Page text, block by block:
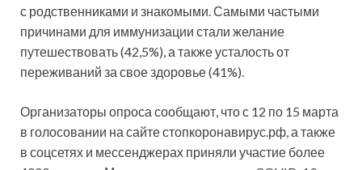
с родственниками и знакомыми. Самыми частыми
причинами для иммунизации стали желание
путешествовать (42,5%), а также усталость от
переживаний за свое здоровье (41%).
Организаторы опроса сообщают, что с 12 по 15 марта
в голосовании на сайте стопкоронавирус.рф, а также
в соцсетях и мессенджерах приняли участие более